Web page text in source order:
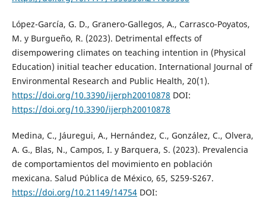
López-García, G. D., Granero-Gallegos, A., Carrasco-Poyatos,
M. y Burgueño, R. (2023). Detrimental effects of
disempowering climates on teaching intention in (Physical
Education) initial teacher education. International Journal of
Environmental Research and Public Health, 20(1).
https://doi.org/10.3390/ijerph20010878 DOI:
https://doi.org/10.3390/ijerph20010878
Medina, C., Jáuregui, A., Hernández, C., González, C., Olvera,
A. G., Blas, N., Campos, I. y Barquera, S. (2023). Prevalencia
de comportamientos del movimiento en población
mexicana. Salud Pública de México, 65, S259-S267.
https://doi.org/10.21149/14754DOI: